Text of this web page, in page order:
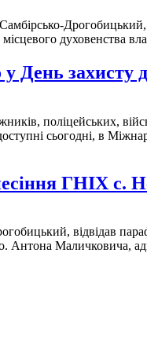
духовенства
у День захисту
поліцейських,
сьогодні, в
ГНІХ с.
відвідав
Маличковича,